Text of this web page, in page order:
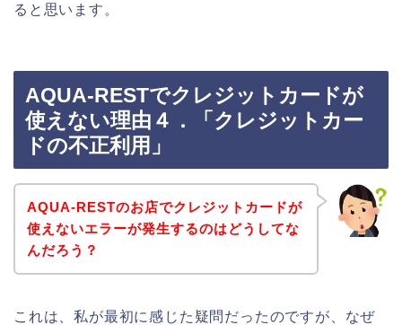
ると思います。
AQUA-RESTでクレジットカードが
使えない理由４．「クレジットカー
ドの不正利用」
AQUA-RESTのお店でクレジットカードが
使えないエラーが発生するのはどうしてな
んだろう？
これは、私が最初に感じた疑問だったのですが、なぜ